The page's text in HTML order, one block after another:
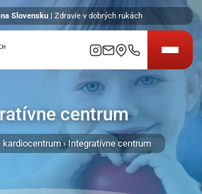
Slovensku| Zdravie v dobrých rukách
centrum
› Integratívne centrum